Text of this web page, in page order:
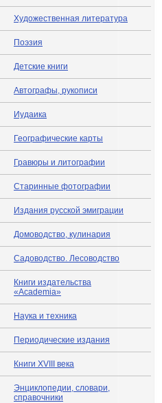
Художественная литература
Поэзия
Детские книги
Автографы, рукописи
Иудаика
Географические карты
Гравюры и литографии
Старинные фотографии
Издания русской эмиграции
Домоводство, кулинария
Садоводство. Лесоводство
Книги издательства
«Academia»
Наука и техника
Периодические издания
Книги XVIII века
Энциклопедии, словари,
справочники